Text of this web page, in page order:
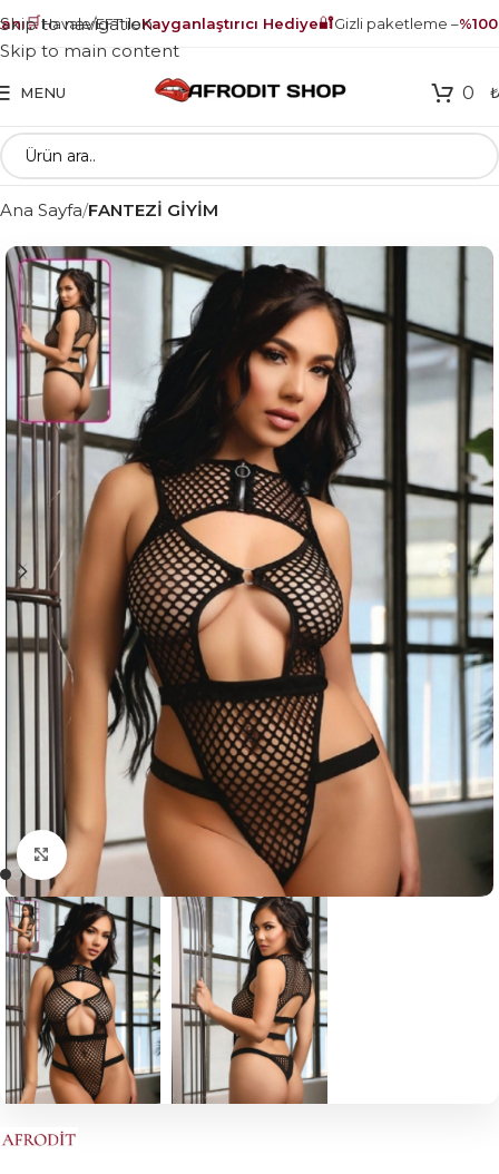
🛒Havale/EFT ileKayganlaştırıcı Hediye🔐Gizli paketleme –%100
Skip to navigation
Skip to main content
MENU 0 ₺
Ana Sayfa FANTEZİ GİYİM
Click to enlarge